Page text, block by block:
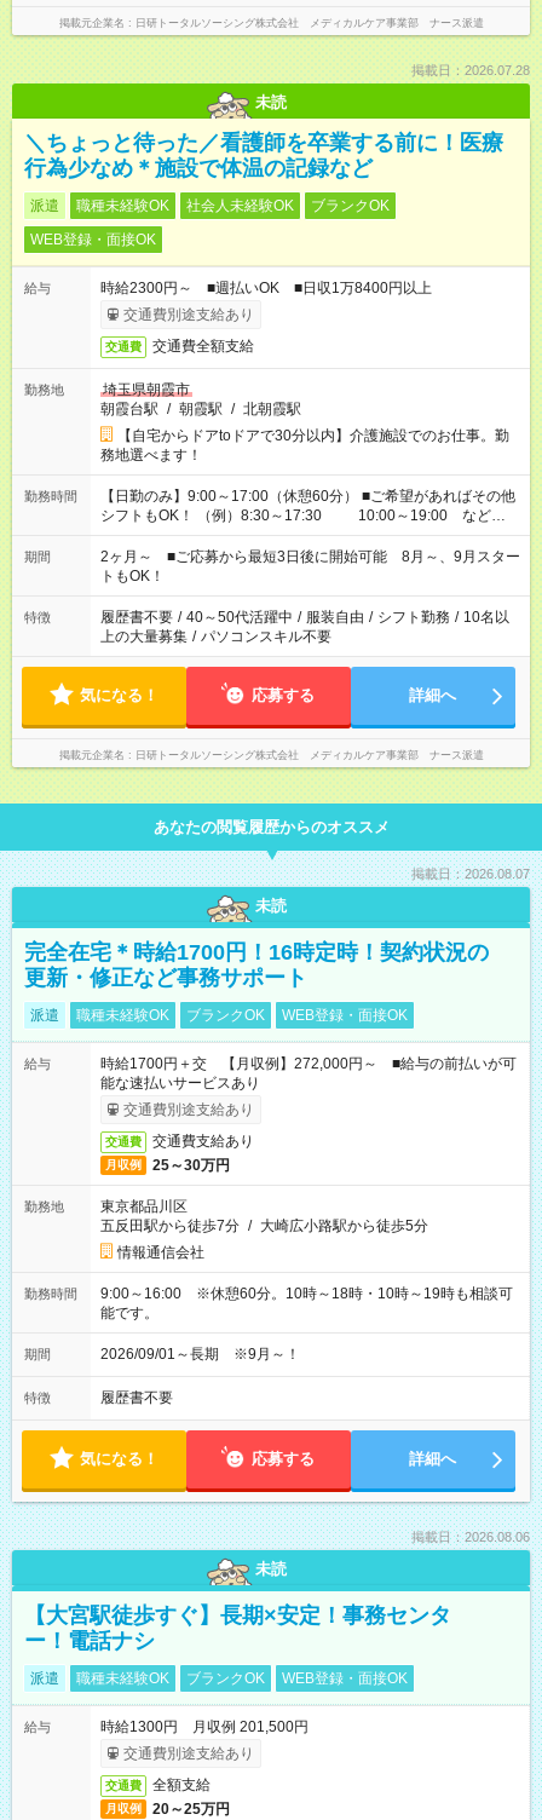
掲載元企業名 日研トータルソーシング株式会社 メディカルケア事業部 ナース派遣
掲載日：2026.07.28
未読
＼ちょっと待った／看護師を卒業する前に！医療
行為少なめ＊施設で体温の記録など
派遣 職種未経験OK 社会人未経験OK
ブランクOK
WEB登録・面接OK
給与
時給2300円～ ■週払いOK ■日収1万8400円以上
交通費別途支給あり
交通費 交通費全額支給
勤務地
埼玉県朝霞市
朝霞台駅 / 朝霞駅 / 北朝霞駅
【自宅からドアtoドアで30分以内】介護施設でのお仕事。勤
務地選べます！
勤務時間
【日勤のみ】9:00～17:00（休憩60分） ■ご希望があればその他
シフトもOK！ （例）8:30～17:30 10:00～19:00 など
「家族とお休みを合わせたい」 「できれば残業はしたくない」
など、あなたのご希望に沿ったお仕事をご紹介します！ ※Wワ
ーク希望の方へ 今ご覧のお仕事で希望する勤務時間と、もう1つ
のお仕事の勤務時間。 合計で週40時間を超える場合は応募でき
ません
期間
2ヶ月～ ■ご応募から最短3日後に開始可能 8月～、9月スター
トもOK！
特徴 履歴書不要 / 40～50代活躍中 / 服装自由 / シフト勤務 / 10名以
上の大量募集 / パソコンスキル不要
気になる！ 応募する 詳細へ
掲載元企業名 日研トータルソーシング株式会社 メディカルケア事業部 ナース派遣
あなたの閲覧履歴からのオススメ
掲載日：2026.08.07
未読
完全在宅＊時給1700円！16時定時！契約状況の
更新・修正など事務サポート
派遣 職種未経験OK ブランクOK WEB登録・面接OK
給与
時給1700円＋交 【月収例】272,000円～ ■給与の前払いが可
能な速払いサービスあり
交通費別途支給あり
交通費 交通費支給あり
月収例 25～30万円
勤務地
東京都品川区
五反田駅から徒歩7分 / 大崎広小路駅から徒歩5分
情報通信会社
勤務時間
9:00～16:00 ※休憩60分。10時～18時・10時～19時も相談可
能です。
期間 2026/09/01～長期 ※9月～！
特徴 履歴書不要
気になる！ 応募する 詳細へ
掲載日：2026.08.06
未読
【大宮駅徒歩すぐ】長期×安定！事務センタ
ー！電話ナシ
派遣 職種未経験OK ブランクOK WEB登録・面接OK
給与
時給1300円 月収例 201,500円
交通費別途支給あり
交通費 全額支給
月収例 20～25万円